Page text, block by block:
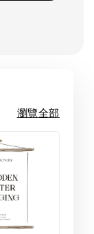
瀏覽全部